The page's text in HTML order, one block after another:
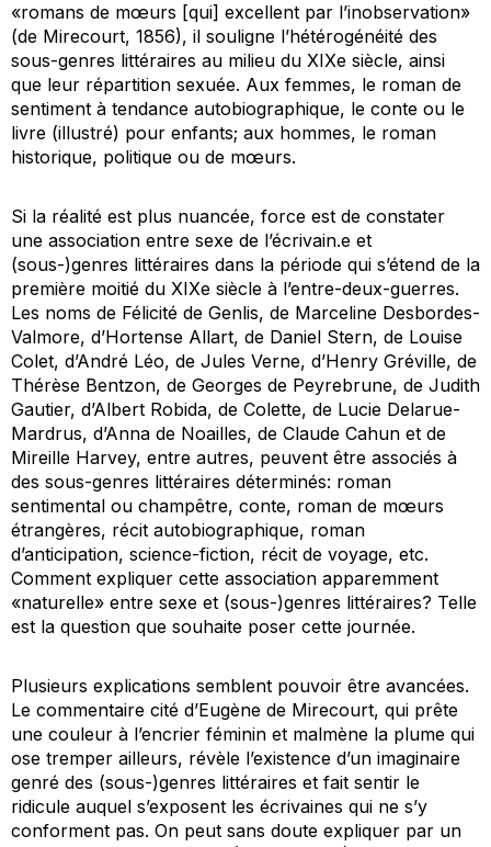
«romans de mœurs [qui] excellent par l’inobservation»
(de Mirecourt, 1856), il souligne l’hétérogénéité des
sous-genres littéraires au milieu du XIXe siècle, ainsi
que leur répartition sexuée. Aux femmes, le roman de
sentiment à tendance autobiographique, le conte ou le
livre (illustré) pour enfants; aux hommes, le roman
historique, politique ou de mœurs.
Si la réalité est plus nuancée, force est de constater
une association entre sexe de l’écrivain.e et
(sous-)genres littéraires dans la période qui s’étend de la
première moitié du XIXe siècle à l’entre-deux-guerres.
Les noms de Félicité de Genlis, de Marceline Desbordes-
Valmore, d’Hortense Allart, de Daniel Stern, de Louise
Colet, d’André Léo, de Jules Verne, d’Henry Gréville, de
Thérèse Bentzon, de Georges de Peyrebrune, de Judith
Gautier, d’Albert Robida, de Colette, de Lucie Delarue-
Mardrus, d’Anna de Noailles, de Claude Cahun et de
Mireille Harvey, entre autres, peuvent être associés à
des sous-genres littéraires déterminés: roman
sentimental ou champêtre, conte, roman de mœurs
étrangères, récit autobiographique, roman
d’anticipation, science-fiction, récit de voyage, etc.
Comment expliquer cette association apparemment
«naturelle» entre sexe et (sous-)genres littéraires? Telle
est la question que souhaite poser cette journée.
Plusieurs explications semblent pouvoir être avancées.
Le commentaire cité d’Eugène de Mirecourt, qui prête
une couleur à l’encrier féminin et malmène la plume qui
ose tremper ailleurs, révèle l’existence d’un imaginaire
genré des (sous-)genres littéraires et fait sentir le
ridicule auquel s’exposent les écrivaines qui ne s’y
conforment pas. On peut sans doute expliquer par un